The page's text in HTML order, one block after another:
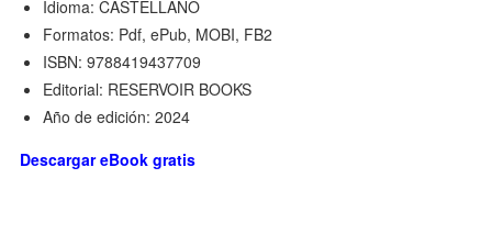
Idioma: CASTELLANO
Formatos: Pdf, ePub, MOBI, FB2
ISBN: 9788419437709
Editorial: RESERVOIR BOOKS
Año de edición: 2024
Descargar eBook gratis